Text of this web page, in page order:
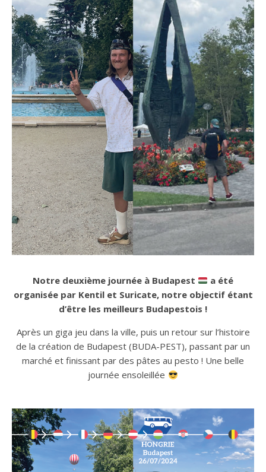
Notre deuxième journée à Budapest
a été
organisée par Kentil et Suricate, notre objectif étant
d’être les meilleurs Budapestois !
Après un giga jeu dans la ville, puis un retour sur l’histoire
de la création de Budapest (BUDA-PEST), passant par un
marché et finissant par des pâtes au pesto ! Une belle
journée ensoleillée